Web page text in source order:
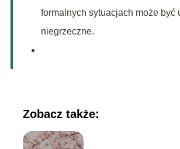
formalnych sytuacjach może być
niegrzeczne.
Zobacz także: